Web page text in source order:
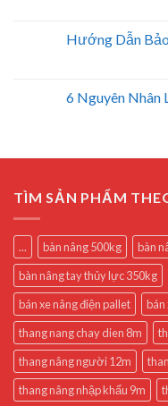
Hướng Dẫn
6 Nguyên Nhân
TÌM SẢN PHẨM
... bàn nâng 500kg
bàn
bàn nâng tay thủy lực 350kg
bán xe nâng điện pallet
bán
thang nang chay dien 8m
thang nâng người 12m
thang nâng nhập khẩu 9m